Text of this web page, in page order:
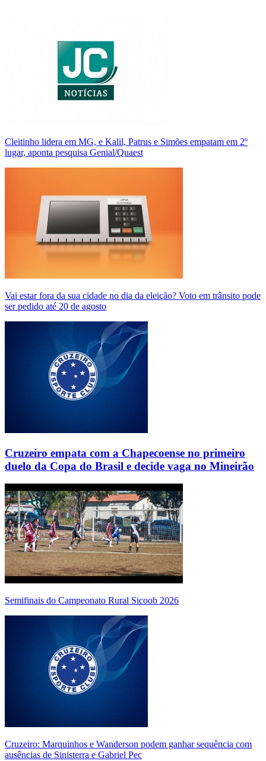
Cleitinho lidera em MG, e Kalil, Patrus e Simões empatam em 2º
lugar, aponta pesquisa Genial/Quaest
Vai estar fora da sua cidade no dia da eleição? Voto em trânsito pode
ser pedido até 20 de agosto
Cruzeiro empata com a Chapecoense no primeiro
duelo da Copa do Brasil e decide vaga no Mineirão
Semifinais do Campeonato Rural Sicoob 2026
Cruzeiro: Marquinhos e Wanderson podem ganhar sequência com
ausências de Sinisterra e Gabriel Pec